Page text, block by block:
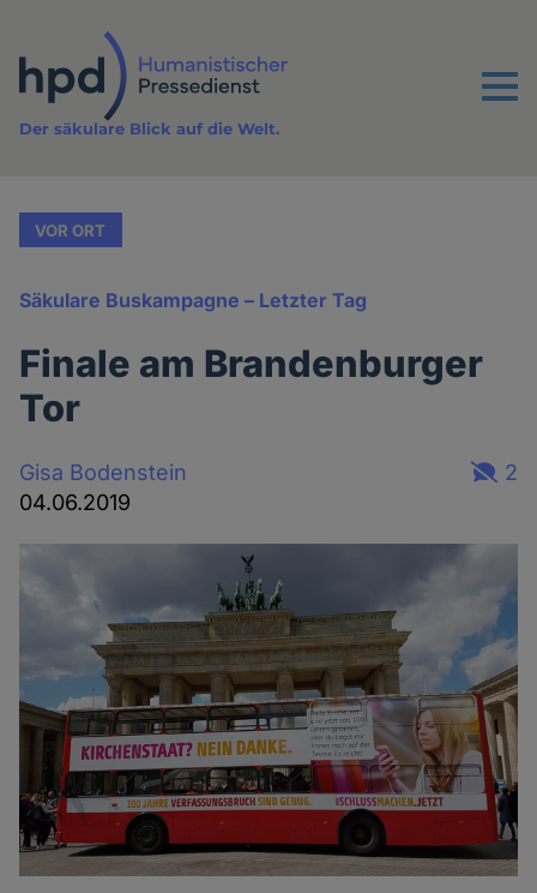
Inhalt
Menu
Der säkulare Blick auf die Welt.
VOR ORT
Säkulare Buskampagne – Letzter Tag
Finale am Brandenburger
Tor
Gisa Bodenstein
04.06.2019
2